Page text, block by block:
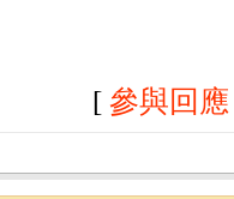
[ 參與回應